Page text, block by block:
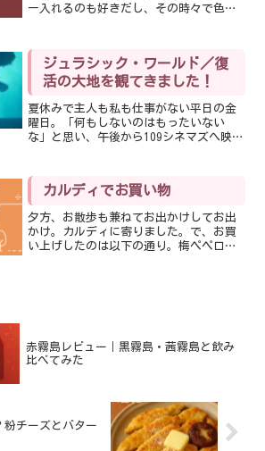
ー入れるのも好きだし、その時々で色々
のですが、いかんせん、朝は時間に追わ
れます。なので、コーヒー...
ジュラシック・ワールド／復
活の大地を観てきました！
夏休みで主人も私も仕事がない平日の金
曜日。「何もしないのはもったいない
な」と思い、午後から109シネマズへ映画
間に上映がなく…。そこで主人が好きな
ジュラシック・ワールド...
カルディでお買い物
夕方、お散歩も兼ねてお出かけしてお出
かけ。カルディに寄りました。で、お買
い上げしたのは以下の通り。梅ペペロン
赤霧島レビュー｜黒霧島・茜霧島と飲み
比べてみた
粉チーズとバター